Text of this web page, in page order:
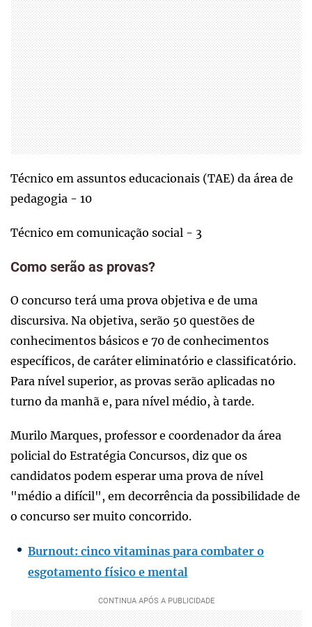
Técnico em assuntos educacionais (TAE) da área de
pedagogia - 10
Técnico em comunicação social - 3
Como serão as provas?
O concurso terá uma prova objetiva e de uma
discursiva. Na objetiva, serão 50 questões de
conhecimentos básicos e 70 de conhecimentos
específicos, de caráter eliminatório e classificatório.
Para nível superior, as provas serão aplicadas no
turno da manhã e, para nível médio, à tarde.
Murilo Marques, professor e coordenador da área
policial do Estratégia Concursos, diz que os
candidatos podem esperar uma prova de nível
"médio a difícil", em decorrência da possibilidade de
o concurso ser muito concorrido.
Burnout: cinco vitaminas para combater o
esgotamento físico e mental